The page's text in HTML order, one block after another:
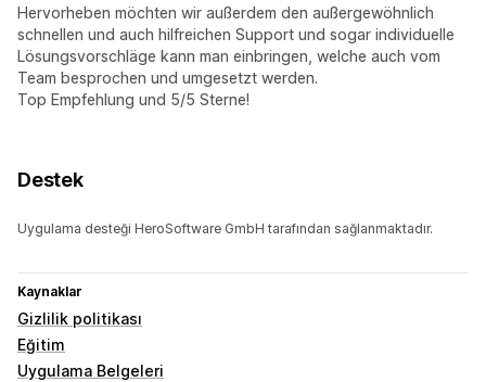
Hervorheben möchten wir außerdem den außergewöhnlich
schnellen und auch hilfreichen Support und sogar individuelle
Lösungsvorschläge kann man einbringen, welche auch vom
Team besprochen und umgesetzt werden.
Top Empfehlung und 5/5 Sterne!
Destek
Uygulama desteği HeroSoftware GmbH tarafından sağlanmaktadır.
Kaynaklar
Gizlilik politikası
Eğitim
Uygulama Belgeleri